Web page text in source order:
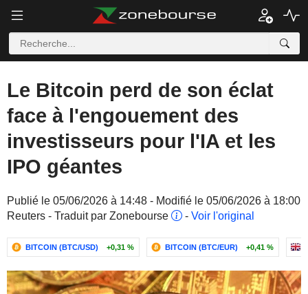
Le Bitcoin perd de son éclat
face à l'engouement des
investisseurs pour l'IA et les
IPO géantes
Publié le 05/06/2026 à 14:48 - Modifié le 05/06/2026 à 18:00
Reuters - Traduit par Zonebourse
- Voir l'original
BITCOIN (BTC/USD) +0,31 % BITCOIN (BTC/EUR) +0,41 %